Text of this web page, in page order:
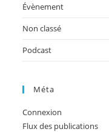
Évènement
Non classé
Podcast
Méta
Connexion
Flux des publications